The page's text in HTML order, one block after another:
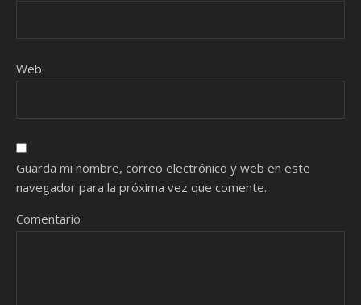
Web
Guarda mi nombre, correo electrónico y web en este
navegador para la próxima vez que comente.
Comentario